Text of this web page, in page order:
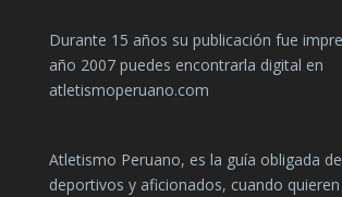
Durante 15 años su publicación fue
año 2007 puedes encontrarla digital en
atletismoperuano.com
Atletismo Peruano, es la guía obligada
deportivos y aficionados, cuando